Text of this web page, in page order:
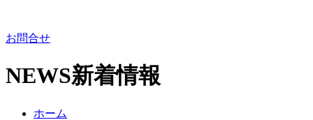
お問合せ
NEWS新着情報
ホーム